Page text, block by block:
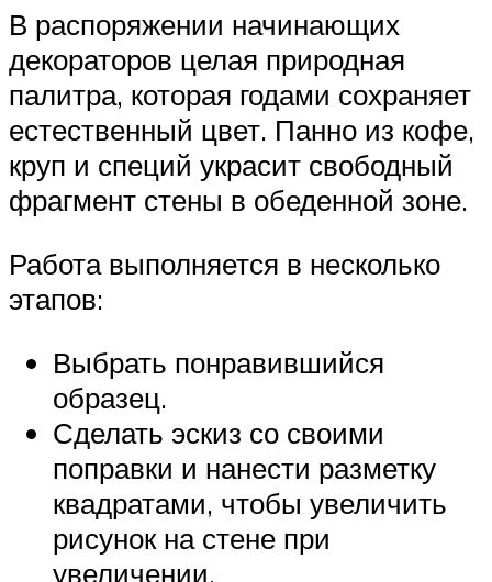
В распоряжении начинающих
декораторов целая природная
палитра, которая годами сохраняет
естественный цвет. Панно из кофе,
круп и специй украсит свободный
фрагмент стены в обеденной зоне.
Работа выполняется в несколько
этапов:
Выбрать понравившийся
образец.
Сделать эскиз со своими
поправки и нанести разметку
квадратами, чтобы увеличить
рисунок на стене при
увеличении.